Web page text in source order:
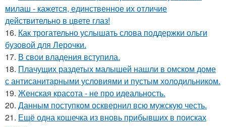
милаш - кажется, единственное их отличие
действительно в цвете глаз!
16. Как трогательно услышать слова поддержки ольги
бузовой для Лерочки.
17. В свои владения вступила.
18. Плачущих раздетых малышей нашли в омском доме
с антисанитарными условиями и пустым холодильником.
19. Женская красота - не про идеальность.
20. Данным поступком осквернил всю мужскую честь.
21. Ещё одна кошечка из вновь прибывших в поисках